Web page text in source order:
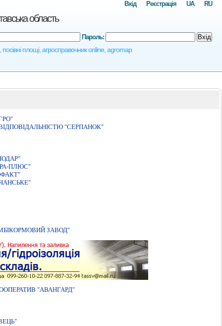
область
площі, агросправочник online, agromap
RU
UA
Реєстрація
Вхід
Пароль: Вхід
"СЕРПАНОК"
ПЛЮС"
ЗАВОД"
"АВАНГАРД"